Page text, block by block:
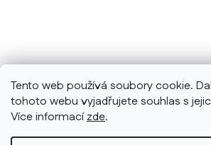
Tento web používá soubory cookie.
tohoto webu vyjadřujete souhlas s
Více informacízde.